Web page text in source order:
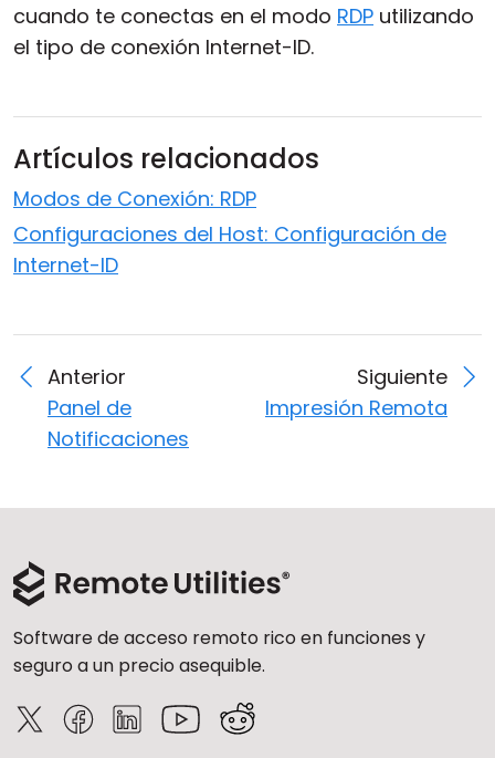
cuando te conectas en el modo RDP utilizando
el tipo de conexión Internet-ID.
Artículos relacionados
Modos de Conexión: RDP
Configuraciones del Host: Configuración de
Internet-ID
Anterior
Panel de
Notificaciones
Siguiente
Impresión Remota
Software de acceso remoto rico en funciones y
seguro a un precio asequible.